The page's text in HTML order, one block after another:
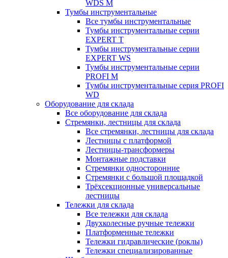
WDS M
Тумбы инструментальные
Все тумбы инструментальные
Тумбы инструментальные серии
EXPERT T
Тумбы инструментальные серии
EXPERT WS
Тумбы инструментальные серии
PROFI M
Тумбы инструментальные серия PROFI
WD
Оборудование для склада
Все оборудование для склада
Стремянки, лестницы для склада
Все стремянки, лестницы для склада
Лестницы с платформой
Лестницы-трансформеры
Монтажные подставки
Стремянки односторонние
Стремянки с большой площадкой
Трёхсекционные универсальные
лестницы
Тележки для склада
Все тележки для склада
Двухколесные ручные тележки
Платформенные тележки
Тележки гидравлические (роклы)
Тележки специализированные